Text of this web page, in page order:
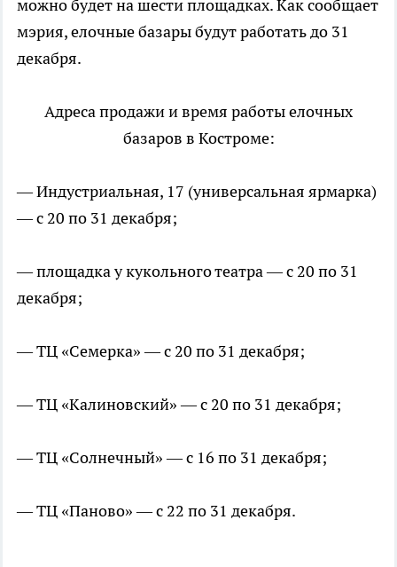
можно будет на шести площадках. Как сообщает
мэрия, елочные базары будут работать до 31
декабря.
Адреса продажи и время работы елочных
базаров в Костроме:
— Индустриальная, 17 (универсальная ярмарка)
— с 20 по 31 декабря;
— площадка у кукольного театра — с 20 по 31
декабря;
— ТЦ «Семерка» — с 20 по 31 декабря;
— ТЦ «Калиновский» — с 20 по 31 декабря;
— ТЦ «Солнечный» — с 16 по 31 декабря;
— ТЦ «Паново» — с 22 по 31 декабря.